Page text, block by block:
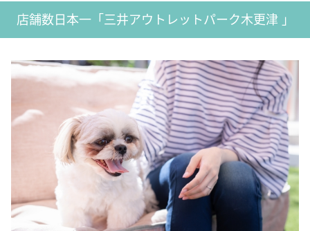
店舗数日本一「三井アウトレットパーク木更津 」